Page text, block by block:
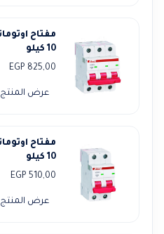
10 كيلو
825,00
EGP
عرض المنتج
10 كيلو
510,00
EGP
عرض المنتج